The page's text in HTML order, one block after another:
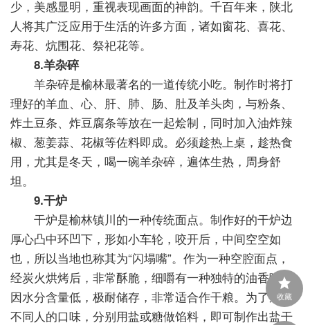
收藏
少，美感显明，重视表现画面的神韵。千百年来，陕北
人将其广泛应用于生活的许多方面，诸如窗花、喜花、
寿花、炕围花、祭祀花等。
8.羊杂碎
羊杂碎是榆林最著名的一道传统小吃。制作时将打
理好的羊血、心、肝、肺、肠、肚及羊头肉，与粉条、
炸土豆条、炸豆腐条等放在一起烩制，同时加入油炸辣
椒、葱姜蒜、花椒等佐料即成。必须趁热上桌，趁热食
用，尤其是冬天，喝一碗羊杂碎，遍体生热，周身舒
坦。
9.干炉
干炉是榆林镇川的一种传统面点。制作好的干炉边
厚心凸中环凹下，形如小车轮，咬开后，中间空空如
也，所以当地也称其为“闪塌嘴”。作为一种空腔面点，
经炭火烘烤后，非常酥脆，细嚼有一种独特的油香味，
因水分含量低，极耐储存，非常适合作干粮。为了适应
不同人的口味，分别用盐或糖做馅料，即可制作出盐干